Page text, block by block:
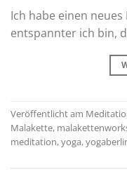
Ich habe einen neues
entspannter ich bin,
Veröffentlicht am
Malakette,
meditation,yoga,